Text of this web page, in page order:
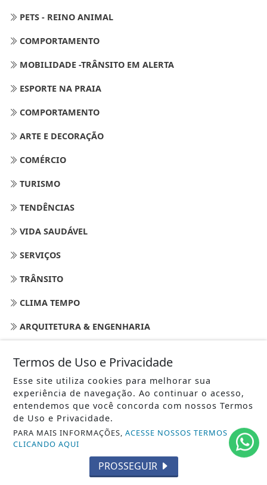
PETS - REINO ANIMAL
COMPORTAMENTO
MOBILIDADE -TRÂNSITO EM ALERTA
ESPORTE NA PRAIA
COMPORTAMENTO
ARTE E DECORAÇÃO
COMÉRCIO
TURISMO
TENDÊNCIAS
VIDA SAUDÁVEL
SERVIÇOS
TRÂNSITO
CLIMA TEMPO
ARQUITETURA & ENGENHARIA
DOUTRINA ESPÍRITA
SEGUROS- SEGURADORAS
AUTOMOTORES
Termos de Uso e Privacidade
Esse site utiliza cookies para melhorar sua
experiência de navegação. Ao continuar o acesso,
entendemos que você concorda com nossos Termos
de Uso e Privacidade.
PARA MAIS INFORMAÇÕES,ACESSE NOSSOS TERMOS
CLICANDO AQUI
PROSSEGUIR